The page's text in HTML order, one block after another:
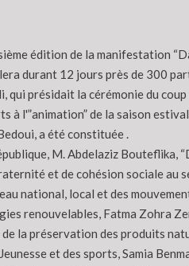
édition de la manifestation
durant 12 jours près de 300
qui présidait la cérémonie du
à l'”animation” de la saison
a été constituée .
M. Abdelaziz
et de cohésion sociale
national, local et des
renouvelables, Fatma Zohra
la préservation des produits
et des sports, Samia